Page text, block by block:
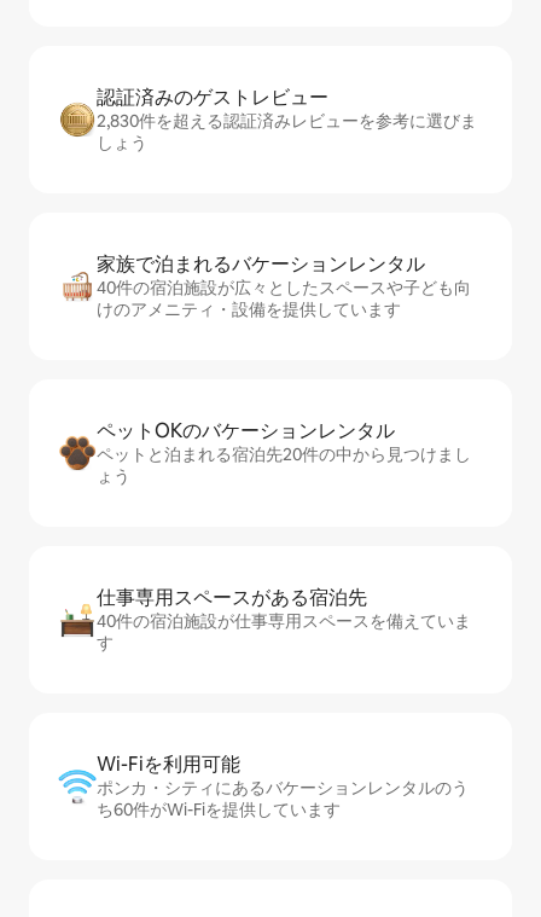
認証済みのゲ⁠ス⁠ト⁠レ⁠ビ⁠ュ⁠ー
2,830件を超える認証済みレビューを参考に選びま
しょう
家族で泊まれるバ⁠ケ⁠ー⁠シ⁠ョ⁠ンレ⁠ン⁠タ⁠ル
40件の宿泊施設が広々としたスペースや子ども向
けのアメニティ・設備を提供しています
ペットOKのバ⁠ケ⁠ー⁠シ⁠ョ⁠ンレ⁠ン⁠タ⁠ル
ペットと泊まれる宿泊先20件の中から見つけまし
ょう
仕事専用ス⁠ペ⁠ー⁠スがあ⁠る宿⁠泊⁠先
40件の宿泊施設が仕事専用スペースを備えていま
す
Wi-Fiを利⁠用⁠可⁠能
ポンカ・シティにあるバケーションレンタルのう
ち60件がWi-Fiを提供しています